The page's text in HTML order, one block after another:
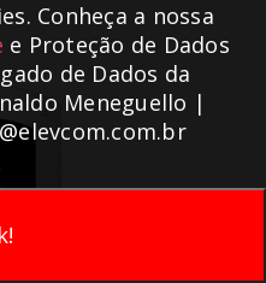
Conheça a nossa
e Proteção de Dados
de Dados da
Meneguello |